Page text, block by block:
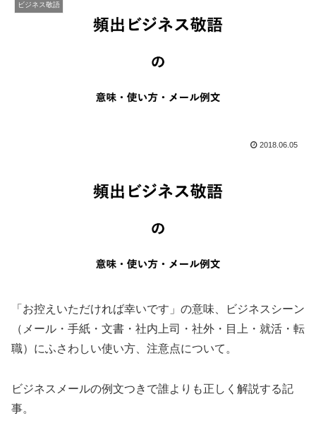
ビジネス敬語
2018.06.05
「お控えいただければ幸いです」の意味、ビジネスシーン
（メール・手紙・文書・社内上司・社外・目上・就活・転
職）にふさわしい使い方、注意点について。
ビジネスメールの例文つきで誰よりも正しく解説する記
事。